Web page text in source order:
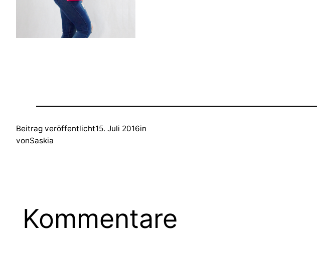
Beitrag veröffentlicht15. Juli 2016in
vonSaskia
Kommentare